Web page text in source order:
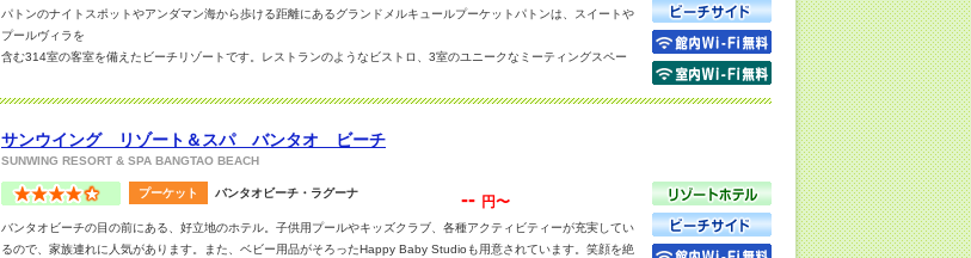
パトンのナイトスポットやアンダマン海から歩ける距離にあるグランドメルキュールプーケットパトンは、スイートや
プールヴィラを
含む314室の客室を備えたビーチリゾートです。レストランのようなビストロ、3室のユニークなミーティングスペー
最大級のビールの品ぞろえを誇るバー、フィットネスセンター、スパ、キッズコーナーを完備し、自然の美しさと文化
せた新世代の隠れ家的なホテルです。
デラックスプールアクセス38室、1ベッドのプールヴィラ10室、2ベッドのプールヴィラ4室を擁するグランドメルキ
ュールプーケット
パトンは、パトンの中心部に位置しています。若い方や、ご家族連れ、友人と一緒に楽しい時間を過ごそうとお考えの
皆様に最適な
ホテルです。
サンウイング リゾート＆スパ バンタオ ビーチ
SUNWING RESORT & SPA BANGTAO BEACH
バンタオビーチの目の前にある、好立地のホテル。子供用プールやキッズクラブ、各種アクティビティーが充実してい
るので、家族連れに人気があります。また、ベビー用品がそろったHappy Baby Studioも用意されています。笑顔を絶
プーケット バンタオビーチ・ラグーナ -- 円〜